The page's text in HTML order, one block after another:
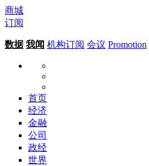
商城
订阅
数据 我闻 机构订阅 会议 Promotion
首页
经济
金融
公司
政经
世界